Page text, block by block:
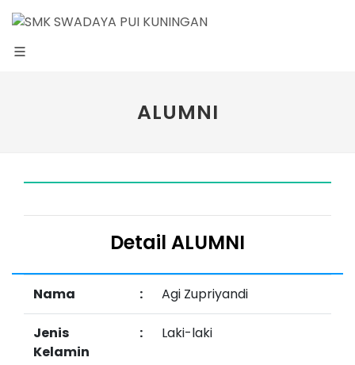
ALUMNI
Detail ALUMNI
Nama : Agi Zupriyandi
Jenis
Kelamin
: Laki-laki